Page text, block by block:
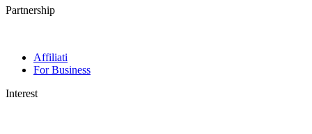
Partnership
Affiliati
For Business
Interest